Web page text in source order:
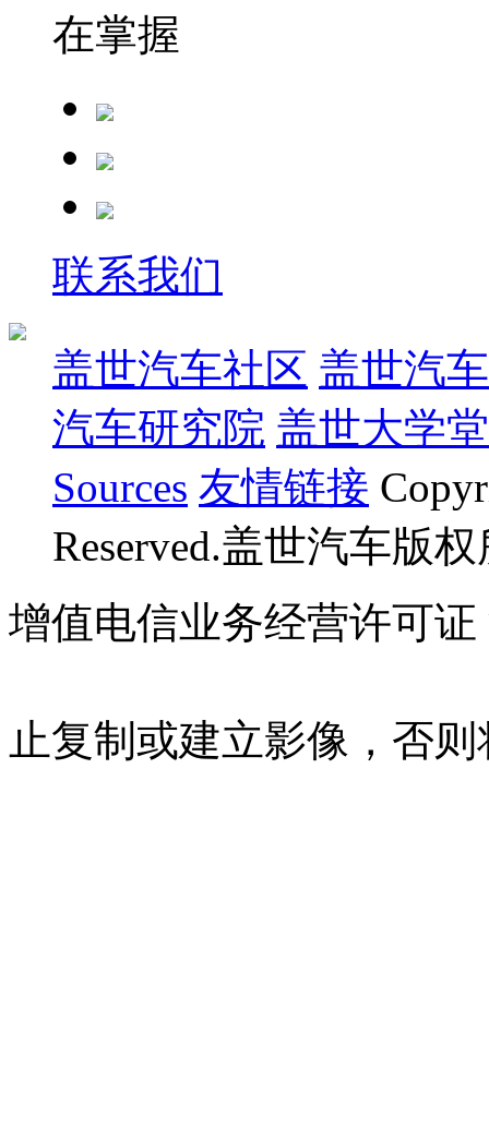
在掌握
联系我们
盖世汽车社区 盖世汽
汽车研究院 盖世大学堂
Sources 友情链接
Reserved.盖世汽车版
增值电信业务经营许可证
止复制或建立影像，否